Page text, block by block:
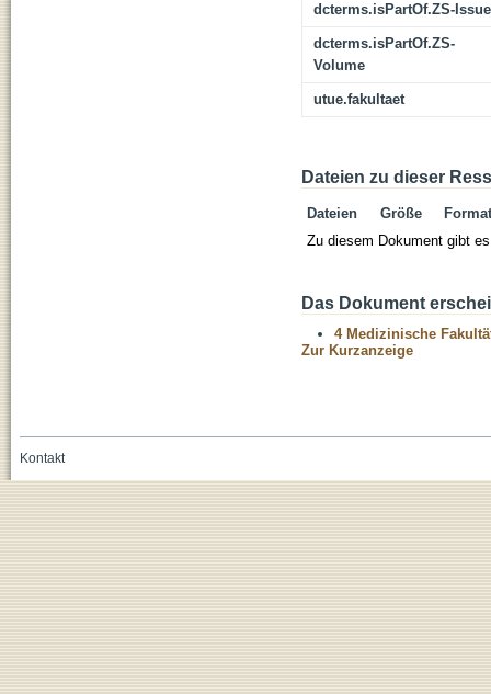
dcterms.isPartOf.ZS-Issue
dcterms.isPartOf.ZS-
Volume
utue.fakultaet
Dateien zu dieser
Dateien Größe
Format
Zu diesem Dokument gibt
Das Dokument
4 Medizinische
Zur Kurzanzeige
Kontakt